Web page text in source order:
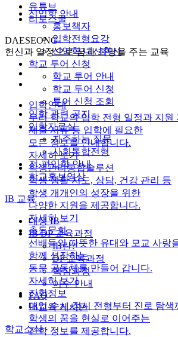
신입학 안내
홍보책자
입학전형요강
신입학 내신환산
학교 투어 신청
학교 투어 안내
학교 투어 신청
투어 신청 조회
입학 관련 공지
입학자료실
자주하는 질문
사회통합전형
전·편입학 안내
학교홍보영상
IB 교육
대성 IB
IB DP 교육과정
IB란?
DP 교육과정
핵심과정
이수 안내
FAQ
IB교육 게시판
학교소식
유튜브
리로스쿨
DAESEONG
헌신과 열정으로 꿈과 희망을 주는 교육
입학안내
우리 학교의 입학 전형 일정과 지원
제출 서류 등 입학에 필요한
모든 정보를 안내합니다.
자세히 보기
학생관리통합솔루션
학생 생활 지도, 상담, 건강 관리 등
학생 개개인의 성장을 위한
다양한 지원을 제공합니다.
자세히 보기
총동문회
선배들의 따뜻한 유대와 모교 사랑
함께 성장하는
동문 공동체를 만들어 갑니다.
자세히 보기
진학정보
대입 수시·정시 전형부터 진로 탐색
학생의 꿈을 현실로 이어주는
진학 정보를 제공합니다.